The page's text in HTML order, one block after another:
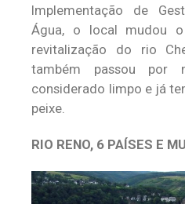
Implementação de
Água, o local mudou
revitalização do rio
também passou por
considerado limpo e já
peixe.
RIO RENO, 6 PAÍSES E